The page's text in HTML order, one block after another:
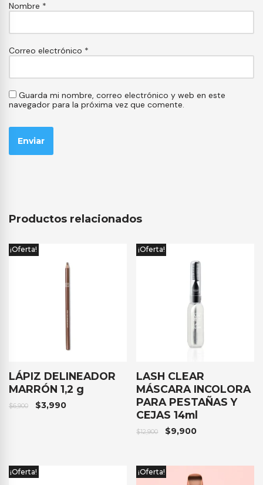
Nombre *
Correo electrónico *
Guarda mi nombre, correo electrónico y web en este
navegador para la próxima vez que comente.
Productos relacionados
¡Oferta!
LÁPIZ DELINEADOR
MARRÓN 1,2 g
$6,900 $3,990
¡Oferta!
LASH CLEAR
MÁSCARA INCOLORA
PARA PESTAÑAS Y
CEJAS 14ml
$12,900 $9,900
¡Oferta! ¡Oferta!